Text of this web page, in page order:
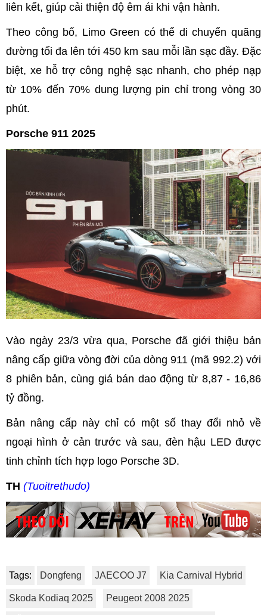
liên kết, giúp cải thiện độ êm ái khi vận hành.
Theo công bố, Limo Green có thể di chuyển quãng
đường tối đa lên tới 450 km sau mỗi lần sạc đầy. Đặc
biệt, xe hỗ trợ công nghệ sạc nhanh, cho phép nạp
từ 10% đến 70% dung lượng pin chỉ trong vòng 30
phút.
Porsche 911 2025
Vào ngày 23/3 vừa qua, Porsche đã giới thiệu bản
nâng cấp giữa vòng đời của dòng 911 (mã 992.2) với
8 phiên bản, cùng giá bán dao động từ 8,87 - 16,86
tỷ đồng.
Bản nâng cấp này chỉ có một số thay đổi nhỏ về
ngoại hình ở cản trước và sau, đèn hậu LED được
tinh chỉnh tích hợp logo Porsche 3D.
TH (Tuoitrethudo)
Tags: Dongfeng JAECOO J7 Kia Carnival Hybrid
Skoda Kodiaq 2025 Peugeot 2008 2025